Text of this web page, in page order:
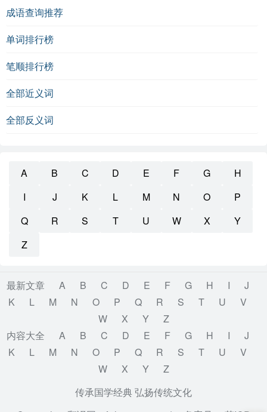
成语查询推荐
单词排行榜
笔顺排行榜
全部近义词
全部反义词
A B C D E F G
H
I
J K L M N O
P
Q
R S T U W X
Y
Z
最新文章 A B C D E F G H I
J
K
L M N O P Q R S T U
V
W
X Y
Z
内容大全
A B C D E F G H I
J
K
L M N O P Q R S T U
V
W
X Y
Z
传承国学经典 弘扬传统文化